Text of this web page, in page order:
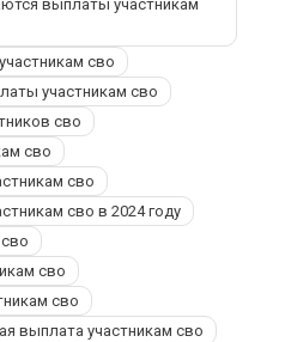
выплаты участникам
сво
участникам сво
сво
сво
сво
сво в 2024 году
сво
сво
выплата участникам сво